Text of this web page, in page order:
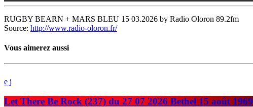
RUGBY BEARN + MARS BLEU 15 03.2026 by Radio Oloron 89.2fm
Source: http://www.radio-oloron.fr/
Vous aimerez aussi
Let There Be Rock (237) du 27 07 2026 Bethel 15 août 1969